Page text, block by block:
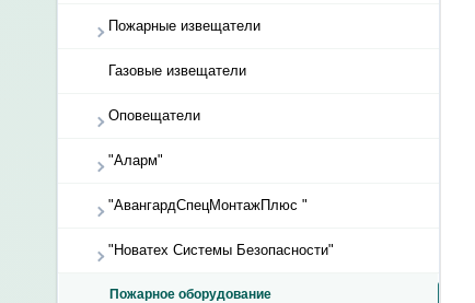
Пожарные извещатели
Газовые извещатели
Оповещатели
"Аларм"
"АвангардСпецМонтажПлюс "
"Новатех Системы Безопасности"
Пожарное оборудование